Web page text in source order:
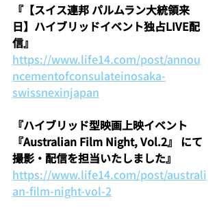
『【スイス連邦 パルムラン大統領来
日】ハイブリッドイベント独占LIVE配
信』
https://www.life14.com/post/annou
ncementofconsulateinosaka-
swissnexinjapan
『ハイブリッド型映画上映イベント
『Australian Film Night, Vol.2』 にて
撮影・配信を担当いたしました』
https://www.life14.com/post/australi
an-film-night-vol-2